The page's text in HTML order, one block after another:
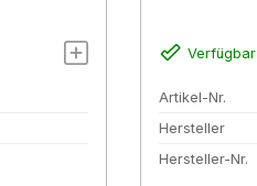
Verfügbar
Artikel-Nr.
Hersteller
Hersteller-Nr.